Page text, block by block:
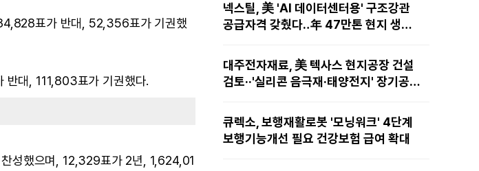
표가 반대, 52,356표가 기권했
대, 111,803표가 기권했다.
성했으며, 12,329표가 2년, 1,624,01
넥스틸, 美 'AI 데이터센터용' 구조강관
공급자격 갖췄다‥年 47만톤 현지 생산
대주전자재료, 美 텍사스 현지공장 건설
검토··'실리콘 음극재·태양전지' 장기공급
큐렉소, 보행재활로봇 '모닝워크' 4단계
보행기능개선 필요 건강보험 급여 확대